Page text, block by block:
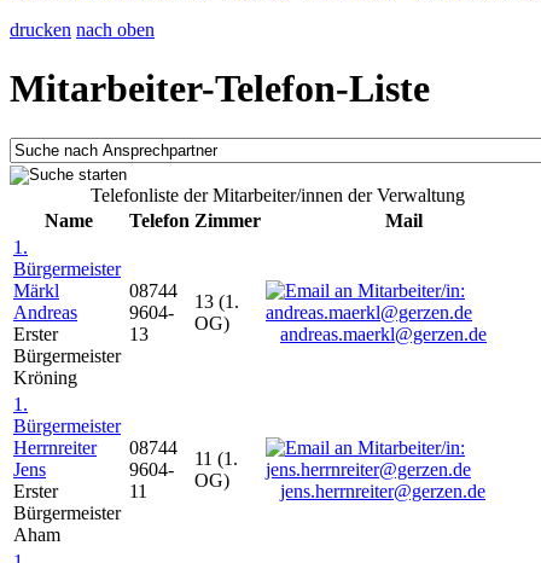
drucken nach oben
Mitarbeiter-Telefon-Liste
Telefonliste der Mitarbeiter/innen der Verwaltung
Name
Telefon Zimmer
Mail
1.
Bürgermeister
Märkl
Andreas
Erster
Bürgermeister
Kröning
08744
9604-
13
13 (1.
OG)
andreas.maerkl@gerzen.de
1.
Bürgermeister
Herrnreiter
Jens
Erster
Bürgermeister
Aham
08744
9604-
11
11 (1.
OG)
jens.herrnreiter@gerzen.de